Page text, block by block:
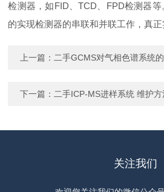
检测器，如FID、TCD、FPD检测器等
的实现检测器的串联和并联工作，真正
上一篇： 二手GCMS对气相色谱系统
下一篇： 二手ICP-MS进样系统 维护方
关注我们